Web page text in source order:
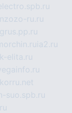
ru.ru
ia2.ru
elita.ru
korru.net
suo.spb.ru